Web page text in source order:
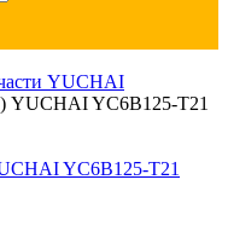
YUCHAI
YUCHAI YC6B125-T21
YC6B125-T21